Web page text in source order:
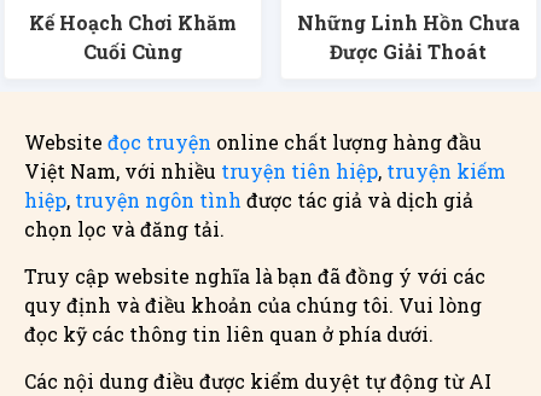
Kế Hoạch Chơi Khăm
Cuối Cùng
Những Linh Hồn Chưa
Được Giải Thoát
Website đọc truyện online chất lượng hàng đầu
Việt Nam, với nhiều truyện tiên hiệp, truyện kiếm
hiệp, truyện ngôn tình được tác giả và dịch giả
chọn lọc và đăng tải.
Truy cập website nghĩa là bạn đã đồng ý với các
quy định và điều khoản của chúng tôi. Vui lòng
đọc kỹ các thông tin liên quan ở phía dưới.
Các nội dung điều được kiểm duyệt tự động từ AI